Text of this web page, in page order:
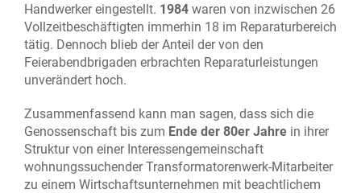
Handwerker eingestellt. 1984 waren von inzwischen 26
Vollzeitbeschäftigten immerhin 18 im Reparaturbereich
tätig. Dennoch blieb der Anteil der von den
Feierabendbrigaden erbrachten Reparaturleistungen
unverändert hoch.
Zusammenfassend kann man sagen, dass sich die
Genossenschaft bis zum Ende der 80er Jahre in ihrer
Struktur von einer Interessengemeinschaft
wohnungssuchender Transformatorenwerk-Mitarbeiter
zu einem Wirtschaftsunternehmen mit beachtlichem